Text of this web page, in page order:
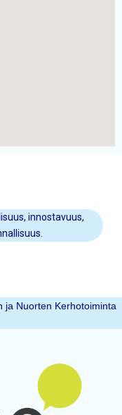
innostavuus,
ja Nuorten Kerhotoiminta